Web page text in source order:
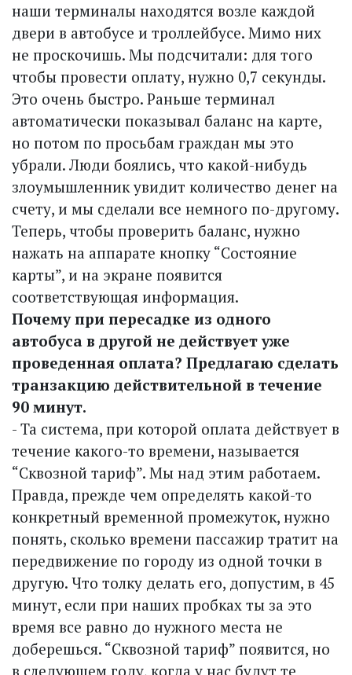
наши терминалы находятся возле каждой
двери в автобусе и троллейбусе. Мимо них
не проскочишь. Мы подсчитали: для того
чтобы провести оплату, нужно 0,7 секунды.
Это очень быстро. Раньше терминал
автоматически показывал баланс на карте,
но потом по просьбам граждан мы это
убрали. Люди боялись, что какой-нибудь
злоумышленник увидит количество денег на
счету, и мы сделали все немного по-другому.
Теперь, чтобы проверить баланс, нужно
нажать на аппарате кнопку “Состояние
карты”, и на экране появится
соответствующая информация.
Почему при пересадке из одного
автобуса в другой не действует уже
проведенная оплата? Предлагаю сделать
транзакцию действительной в течение
90 минут.
- Та система, при которой оплата действует в
течение какого-то времени, называется
“Сквозной тариф”. Мы над этим работаем.
Правда, прежде чем определять какой-то
конкретный временной промежуток, нужно
понять, сколько времени пассажир тратит на
передвижение по городу из одной точки в
другую. Что толку делать его, допустим, в 45
минут, если при наших пробках ты за это
время все равно до нужного места не
доберешься. “Сквозной тариф” появится, но
в следующем году, когда у нас будут те